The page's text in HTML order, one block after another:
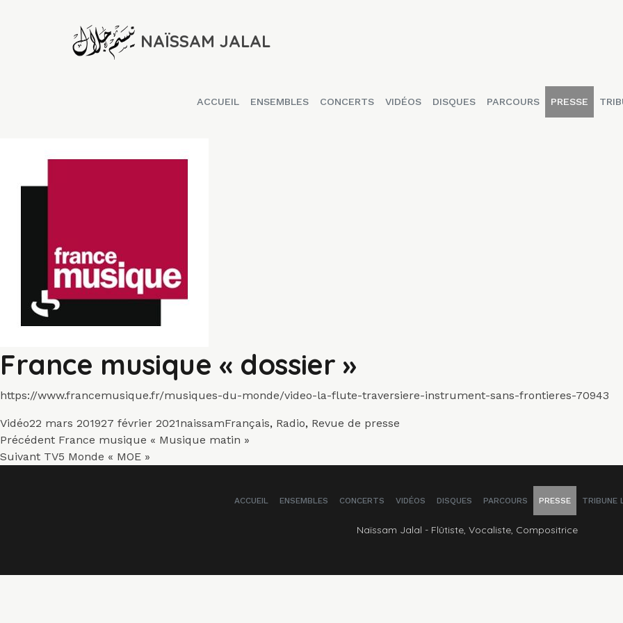
NAÏSSAM JALAL
ACCUEIL ENSEMBLES CONCERTS VIDÉOS DISQUES PARCOURS PRESSE
France musique « dossier »
https://www.francemusique.fr/musiques-du-monde/video-la-flute-traversiere-instrument-sans-frontieres-70943
Format
VidéoPublié
le
22 mars 201927 février 2021Auteur
naissamCatégories
Français, Radio, Revue de presse
Navigation
de
Précédent Article
précédent :
France musique « Musique matin »
Suivant Article
TV5 Monde « MOE »
ACCUEIL ENSEMBLES CONCERTS VIDÉOS DISQUES PARCOURS PRESSE TRIBUNE
Naïssam Jalal - Flûtiste, Vocaliste, Compositrice